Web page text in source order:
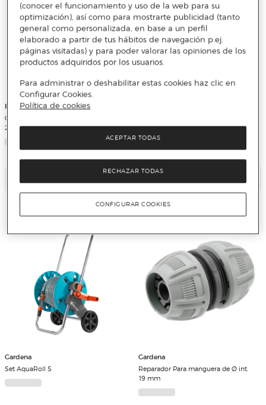
FITT
CARRO RUEDAS CON MANGUERA
25 MTS. TECHNO
20 m de manguera, lanza y
accesorios de riego.
Gardena
Set AquaRoll S
Gardena
Reparador Para manguera de Ø int.
19 mm
(conocer el funcionamiento y uso de la web para su
optimización), así como para mostrarte publicidad (tanto
general como personalizada, en base a un perfil
elaborado a partir de tus hábitos de navegación p.ej.
páginas visitadas) y para poder valorar las opiniones de los
productos adquiridos por los usuarios.
Para administrar o deshabilitar estas cookies haz clic en
Configurar Cookies.
Política de cookies
RECHAZAR TODAS
ACEPTAR TODAS
CONFIGURAR COOKIES